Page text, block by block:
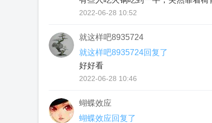
2022-06-28 10:52
就这样吧8935724
就这样吧8935724回复了
好好看
2022-06-28 10:46
蝴蝶效应
蝴蝶效应回复了